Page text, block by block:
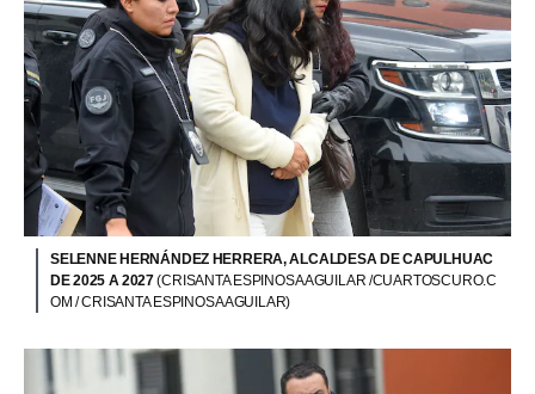
SELENNE HERNÁNDEZ HERRERA, ALCALDESA DE CAPULHUAC
DE 2025 A 2027(CRISANTA ESPINOSA AGUILAR /CUARTOSCURO.C
OM / CRISANTA ESPINOSA AGUILAR)